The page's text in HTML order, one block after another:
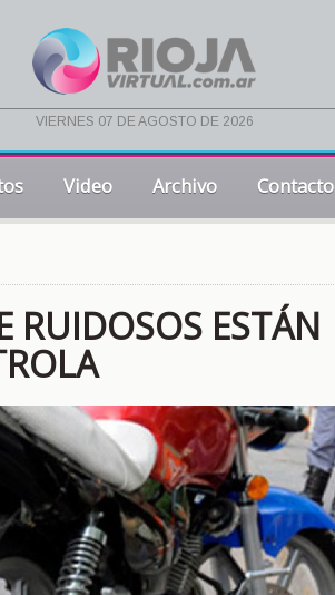
viernes 07 de agosto de 2026
Video Archivo Contacto
RUIDOSOS ESTÁN